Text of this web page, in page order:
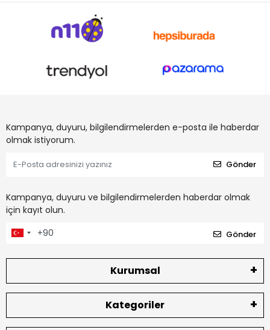
Kampanya, duyuru, bilgilendirmelerden e-posta ile haberdar
olmak istiyorum.
Gönder
Kampanya, duyuru ve bilgilendirmelerden haberdar olmak
için kayıt olun.
Gönder
Kurumsal
Kategoriler